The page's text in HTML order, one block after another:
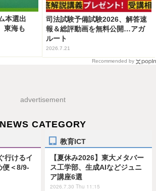
本選出
東海も
司法試験予備試験2026、解答速
報＆総評動画を無料公開…アガ
ルート
2026.7.21
Recommended by
advertisement
NEWS CATEGORY
行けるイ
便＜8/9-
教育ICT
【夏休み2026】東大メタバー
ス工学部、生成AIなどジュニ
ア講座6選
2026.7.30 Thu 11:15